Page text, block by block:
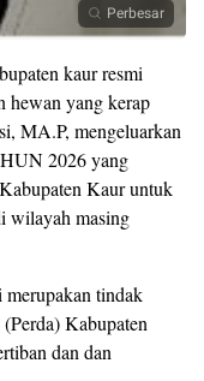
Perbesar
kaur resmi
hewan yang kerap
MA.P, mengeluarkan
2026 yang
Kaur untuk
wilayah masing
tindak
Kabupaten
dan dan